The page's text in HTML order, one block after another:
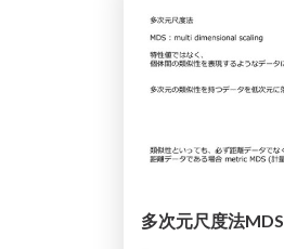
多次元尺度法MDS